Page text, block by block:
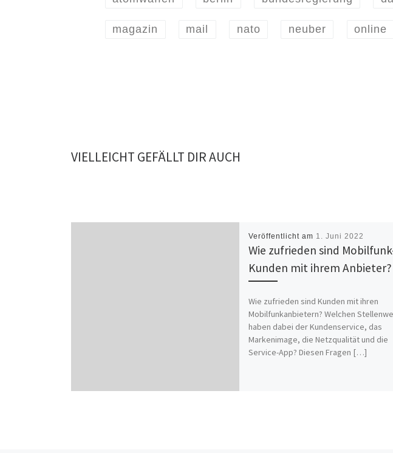
magazin mail nato neuber online
VIELLEICHT GEFÄLLT DIR AUCH
Veröffentlicht am 1. Juni 2022
Wie zufrieden sind
Kunden mit ihrem Anbieter?
Wie zufrieden sind Kunden mit ihren
Mobilfunkanbietern? Welchen
haben dabei der Kundenservice, das
Markenimage, die Netzqualität und die
Service-App? Diesen Fragen […]